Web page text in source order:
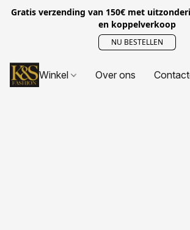
Gratis verzending van 150€ met
en koppelverkoop
NU BESTELLEN
Winkel Over ons